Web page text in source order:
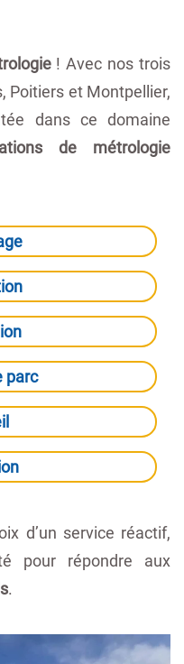
! Avec nos trois
Poitiers et Montpellier,
dans ce domaine
de métrologie
parc
d’un service réactif,
pour répondre aux
.